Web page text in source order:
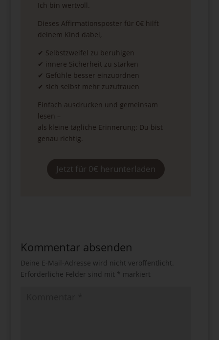
Ich bin wertvoll.
Dieses Affirmationsposter für 0€ hilft
deinem Kind dabei,
✔ Selbstzweifel zu beruhigen
✔ innere Sicherheit zu stärken
✔ Gefühle besser einzuordnen
✔ sich selbst mehr zuzutrauen
Einfach ausdrucken und gemeinsam
lesen –
als kleine tägliche Erinnerung: Du bist
genau richtig.
Jetzt für 0€ herunterladen
Kommentar absenden
Deine E-Mail-Adresse wird nicht veröffentlicht.
Erforderliche Felder sind mit * markiert